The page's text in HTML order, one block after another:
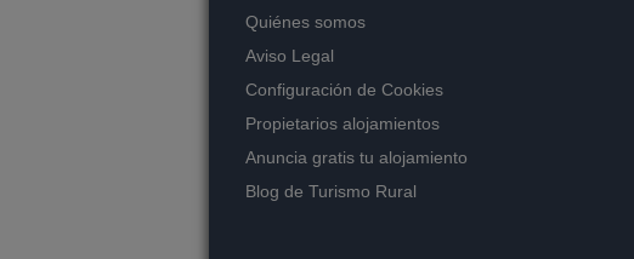
Quiénes somos
Aviso Legal
Configuración de Cookies
Propietarios alojamientos
Anuncia gratis tu alojamiento
Blog de Turismo Rural